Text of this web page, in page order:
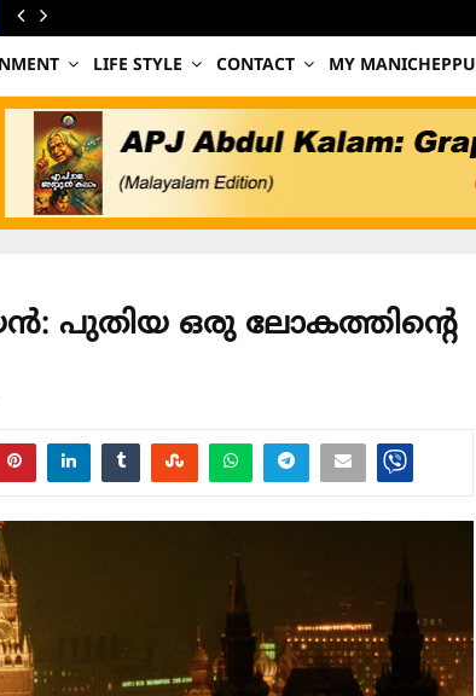
LIFE STYLE CONTACT MY MANICHEPPU
പുതിയ ഒരു ലോകത്തിന്റെ